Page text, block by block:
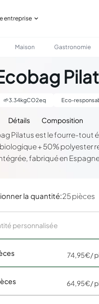
entreprise
Maison Gastronomie
🌱3.34kgCO2eq Eco-
Détails Composition
Pilatus est le fourre-
+ 50% polyester
fabriqué en
la quantité:25 pièces
74,95€/
64,95€/